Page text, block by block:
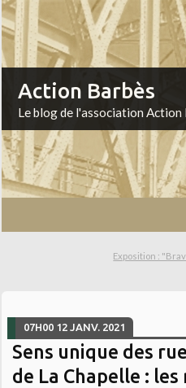
Action Barbès
Le blog de l'association Action
Exposition :
07H00 12 JANV. 2021
Sens unique des
de La Chapelle :